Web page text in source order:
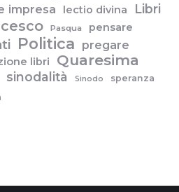
impresa lectio divina Libri
Pasqua pensare
Politica pregare
libri Quaresima
sinodalità Sinodo speranza